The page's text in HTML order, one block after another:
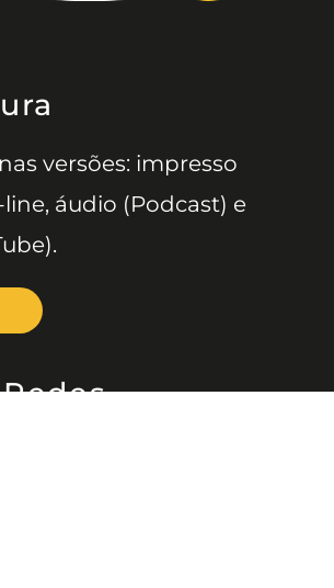
versões: impresso
áudio (Podcast) e